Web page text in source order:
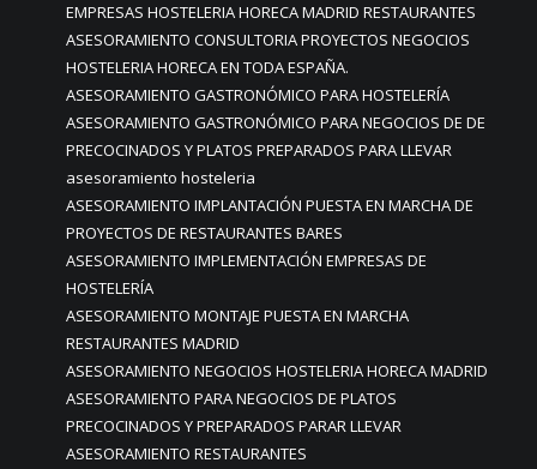
EMPRESAS HOSTELERIA HORECA MADRID RESTAURANTES
ASESORAMIENTO CONSULTORIA PROYECTOS NEGOCIOS
HOSTELERIA HORECA EN TODA ESPAÑA.
ASESORAMIENTO GASTRONÓMICO PARA HOSTELERÍA
ASESORAMIENTO GASTRONÓMICO PARA NEGOCIOS DE DE
PRECOCINADOS Y PLATOS PREPARADOS PARA LLEVAR
asesoramiento hosteleria
ASESORAMIENTO IMPLANTACIÓN PUESTA EN MARCHA DE
PROYECTOS DE RESTAURANTES BARES
ASESORAMIENTO IMPLEMENTACIÓN EMPRESAS DE
HOSTELERÍA
ASESORAMIENTO MONTAJE PUESTA EN MARCHA
RESTAURANTES MADRID
ASESORAMIENTO NEGOCIOS HOSTELERIA HORECA MADRID
ASESORAMIENTO PARA NEGOCIOS DE PLATOS
PRECOCINADOS Y PREPARADOS PARAR LLEVAR
ASESORAMIENTO RESTAURANTES